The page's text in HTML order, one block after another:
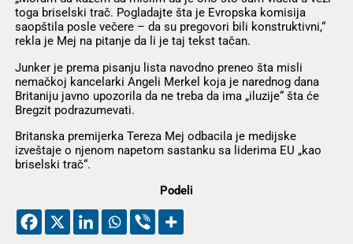
toga briselski trač. Pogladajte šta je Evropska komisija
saopštila posle večere – da su pregovori bili konstruktivni,“
rekla je Mej na pitanje da li je taj tekst tačan.
Junker je prema pisanju lista navodno preneo šta misli
nemačkoj kancelarki Angeli Merkel koja je narednog dana
Britaniju javno upozorila da ne treba da ima „iluzije“ šta će
Bregzit podrazumevati.
Britanska premijerka Tereza Mej odbacila je medijske
izveštaje o njenom napetom sastanku sa liderima EU „kao
briselski trač“.
Podeli